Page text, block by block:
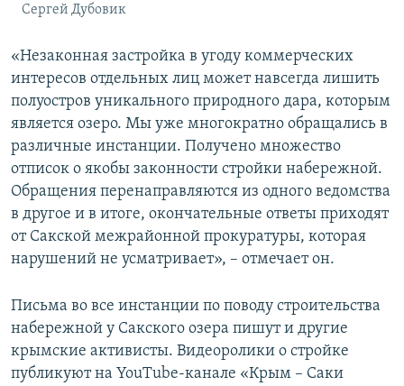
Сергей Дубовик
«Незаконная застройка в угоду коммерческих
интересов отдельных лиц может навсегда лишить
полуостров уникального природного дара, которым
является озеро. Мы уже многократно обращались в
различные инстанции. Получено множество
отписок о якобы законности стройки набережной.
Обращения перенаправляются из одного ведомства
в другое и в итоге, окончательные ответы приходят
от Сакской межрайонной прокуратуры, которая
нарушений не усматривает», – отмечает он.
Письма во все инстанции по поводу строительства
набережной у Сакского озера пишут и другие
крымские активисты. Видеоролики о стройке
публикуют на YouTube-канале «Крым – Саки